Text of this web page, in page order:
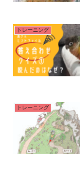
トレーニング
トレーニング